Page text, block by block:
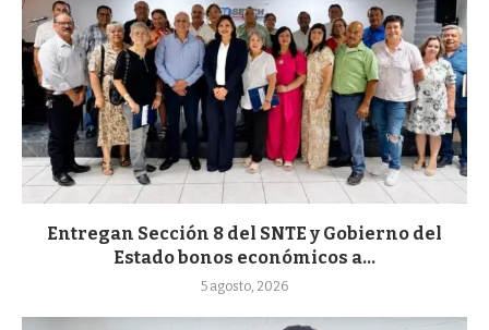
Entregan Sección 8 del SNTE y Gobierno del
Estado bonos económicos a...
5 agosto, 2026